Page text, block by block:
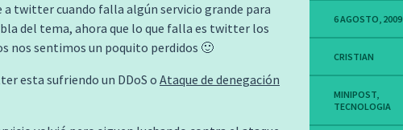
a twitter cuando falla algún servicio grande para
del tema, ahora que lo que falla es twitter los
nos sentimos un poquito perdidos 🙂
esta sufriendo un DDoS o Ataque de denegación
6 AGOSTO, 2009
CRISTIAN
MINIPOST,
TECNOLOGIA